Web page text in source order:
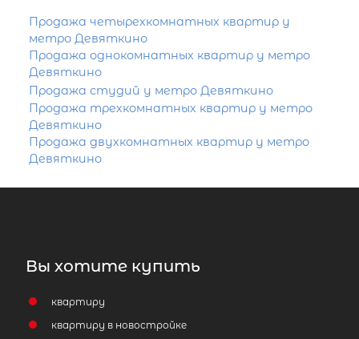
Продажа четырехкомнатных квартир у
метро Девяткино
Продажа однокомнатных квартир у метро
Девяткино
Продажа студий у метро Девяткино
Продажа трехкомнатных квартир у метро
Девяткино
Продажа двухкомнатных квартир у метро
Девяткино
Вы хотите купить
квартиру
квартиру в новостройке